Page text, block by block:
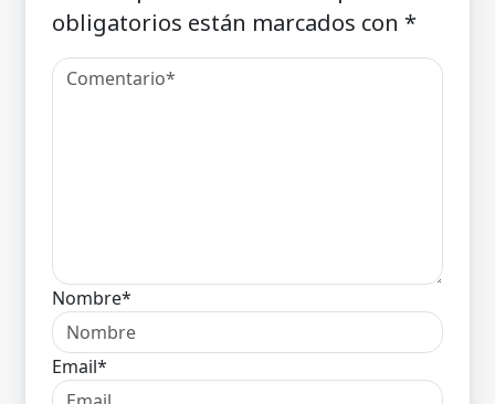
obligatorios están marcados con *
Nombre*
Email*